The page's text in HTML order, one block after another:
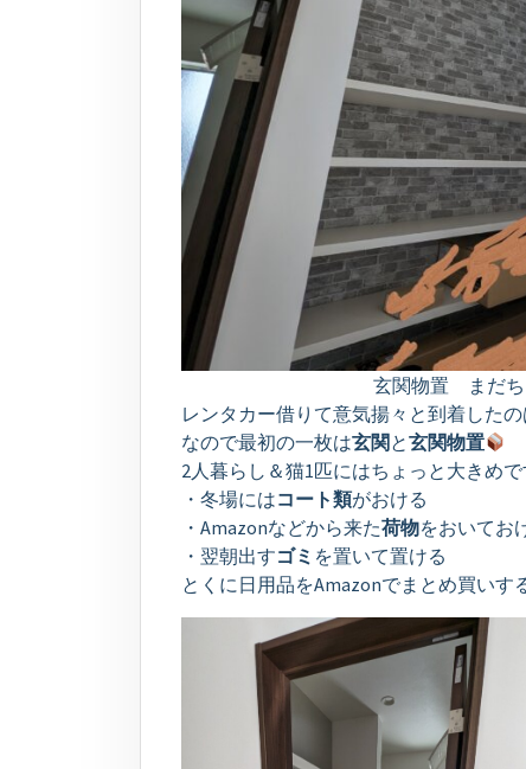
玄関物置 まだち
レンタカー借りて意気揚々と到着した
なので最初の一枚は玄関 と玄関物置
2人暮らし＆猫1匹にはちょっと大きめ
・冬場にはコート類がおける
・Amazonなどから来た荷物をおいてお
・翌朝出すゴミ を置いて置ける
とくに日用品をAmazonでまとめ買いす